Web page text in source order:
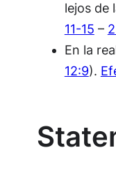
lejos de
11-15 –
En la
12:9).